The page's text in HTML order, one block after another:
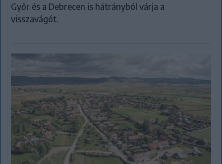
Győr és a Debrecen is hátrányból várja a
visszavágót.